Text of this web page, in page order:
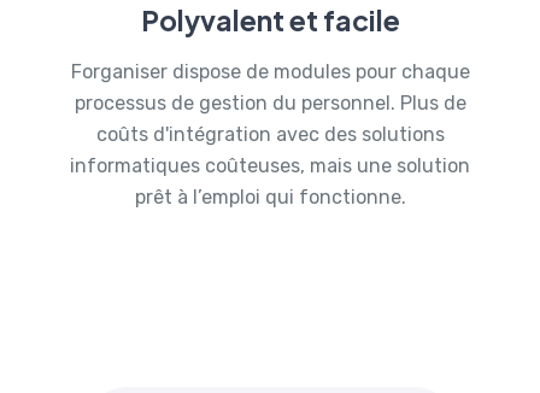
Polyvalent et facile
Forganiser dispose de modules pour chaque
processus de gestion du personnel. Plus de
coûts d'intégration avec des solutions
informatiques coûteuses, mais une solution
prêt à l’emploi qui fonctionne.